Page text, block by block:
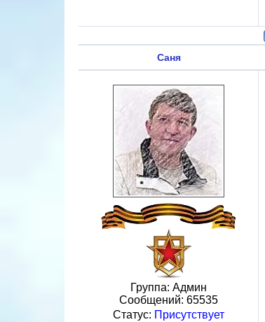
Саня
Группа: Админ
Сообщений: 65535
Статус: Присутствует